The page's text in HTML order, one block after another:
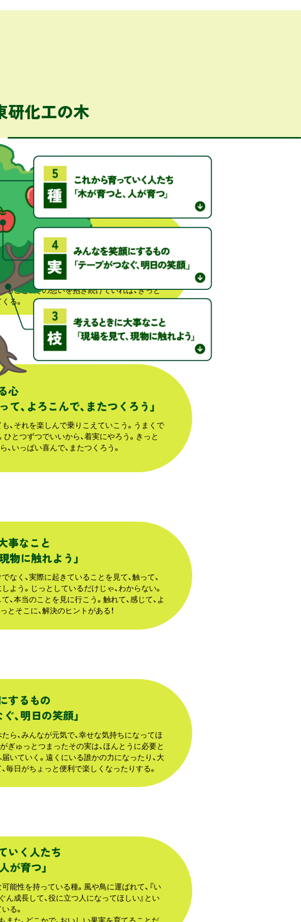
研化工の木
もの
ひとをつくり、
けれど、土の中で、木を支えて倒れないように
めに役立つものをつくる』、『人を育てるこ
ること。その想いを抱き続けていれば、きっと
る。
心
て、よろこんで、またつくろう」
、それを楽しんで乗りこえていこう。うまくで
ひとつずつでいいから、着実にやろう。きっと
、いっぱい喜んで、またつくろう。
事なこと
物に触れよう」
なく、実際に起きていることを見て、触って、
よう。じっとしているだけじゃ、わからない。
、本当のことを見に行こう。触れて、感じて、よ
とそこに、解決のヒントがある！
するもの
、明日の笑顔」
ら、みんなが元気で、幸せな気持ちになってほ
ぎゅっとつまったその実は、ほんとうに必要と
いていく。遠くにいる誰かの力になったり、大
毎日がちょっと便利で楽しくなったりする。
いく人たち
が育つ」
能性を持っている種。風や鳥に運ばれて、『い
ん成長して、役に立つ人になってほしい』とい
る。
また、どこかで、おいしい果実を育てることだ